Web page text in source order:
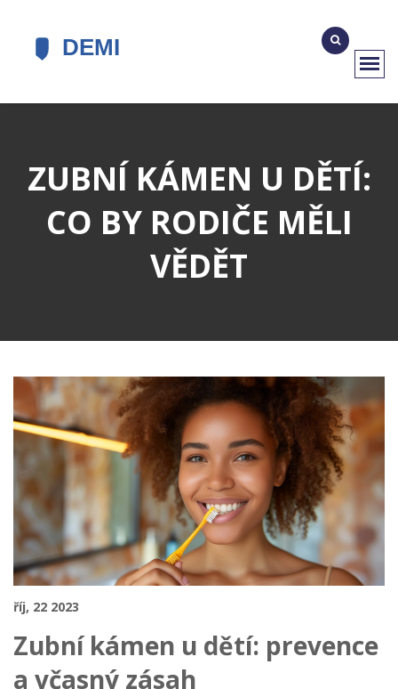
ZUBNÍ KÁMEN U DĚTÍ:
CO BY RODIČE MĚLI
VĚDĚT
říj, 22 2023
Zubní kámen u dětí: prevence
a včasný zásah